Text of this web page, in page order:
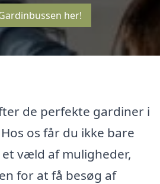
her!
de perfekte gardiner i
os får du ikke bare
væld af muligheder,
for at få besøg af